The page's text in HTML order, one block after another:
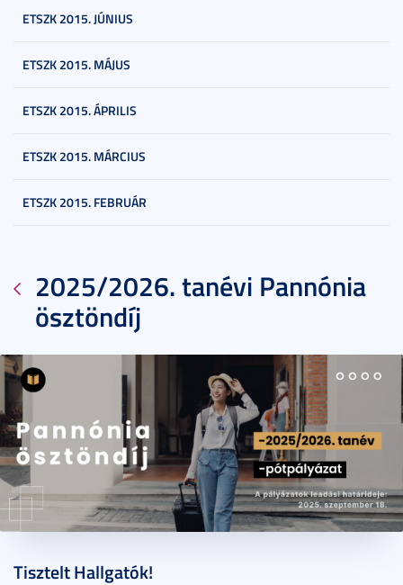
ETSZK 2015. JÚNIUS
ETSZK 2015. MÁJUS
ETSZK 2015. ÁPRILIS
ETSZK 2015. MÁRCIUS
ETSZK 2015. FEBRUÁR
2025/2026. tanévi Pannónia
ösztöndíj
Tisztelt Hallgatók!